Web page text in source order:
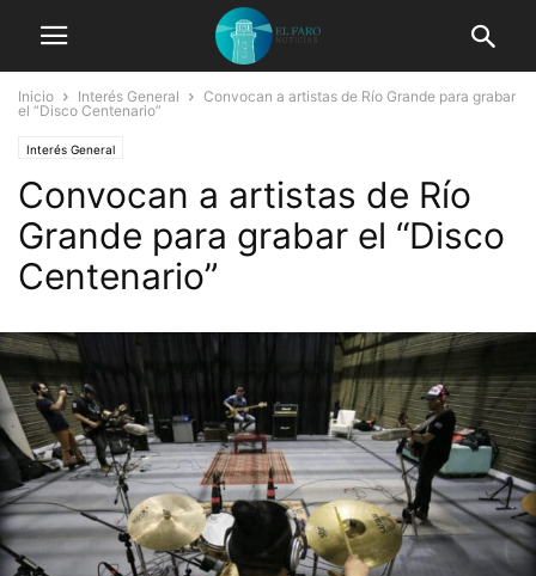
Inicio Interés General
Convocan a artistas de Río Grande para grabar
el “Disco Centenario”
Interés General
Convocan a artistas de Río
Grande para grabar el “Disco
Centenario”